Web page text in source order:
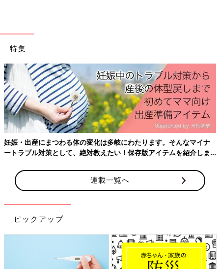
特集
妊娠・出産にまつわる体の変化は多岐にわたります。そんなマイナ
ートラブル対策として、絶対教えたい！保存版アイテムを紹介しま
連載一覧へ
ピックアップ